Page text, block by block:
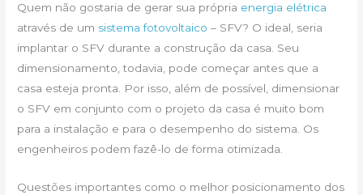
Quem não gostaria de gerar sua própria energia elétrica
através de um sistema fotovoltaico – SFV? O ideal, seria
implantar o SFV durante a construção da casa. Seu
dimensionamento, todavia, pode começar antes que a
casa esteja pronta. Por isso, além de possível, dimensionar
o SFV em conjunto com o projeto da casa é muito bom
para a instalação e para o desempenho do sistema. Os
engenheiros podem fazê-lo de forma otimizada.
Questões importantes como o melhor posicionamento dos